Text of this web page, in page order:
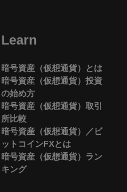
Learn
暗号資産（仮想通貨）とは
暗号資産（仮想通貨）投資
の始め方
暗号資産（仮想通貨）取引
所比較
暗号資産（仮想通貨）／ビ
ットコインFXとは
暗号資産（仮想通貨）ラン
キング